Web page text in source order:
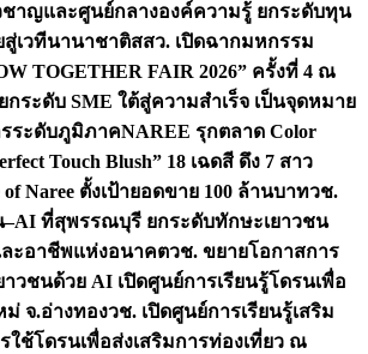
าญและศูนย์กลางองค์ความรู้ ยกระดับทุน
เวทีนานาชาติสสว. เปิดฉากมหกรรม
TOGETHER FAIR 2026” ครั้งที่ 4 ณ
ระดับ SME ใต้สู่ความสำเร็จ เป็นจุดหมาย
ระดับภูมิภาคNAREE รุกตลาด Color
Touch Blush” 18 เฉดสี ดึง 7 สาว
Naree ตั้งเป้ายอดขาย 100 ล้านบาทวช.
–AI ที่สุพรรณบุรี ยกระดับทักษะเยาวชน
ะอาชีพแห่งอนาคตวช. ขยายโอกาสการ
าวชนด้วย AI เปิดศูนย์การเรียนรู้โดรนเพื่อ
ม่ จ.อ่างทองวช. เปิดศูนย์การเรียนรู้เสริม
ใช้โดรนเพื่อส่งเสริมการท่องเที่ยว ณ